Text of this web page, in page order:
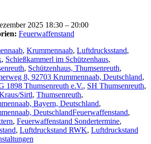
2025 18:30 – 20:00
Feuerwaffenstand
, Krummennaab, Luftdrucksstand,
, Schießkammerl im Schützenhaus,
, Schützenhaus, Thumsenreuth,
8, 92703 Krummennaab, Deutschland,
1898 Thumsenreuth e.V., SH Thumsenreuth,
Sirtl, Thumsenreuth,
Bayern, Deutschland,
DeutschlandFeuerwaffenstand,
, Feuerwaffenstand Sondertermine,
, Luftdruckstand RWK, Luftdruckstand